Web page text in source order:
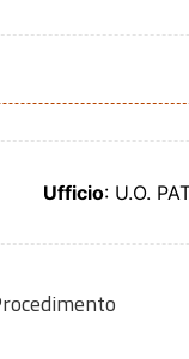
Ufficio: U.O.